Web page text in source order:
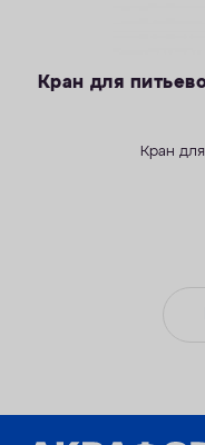
Кран для
Кран